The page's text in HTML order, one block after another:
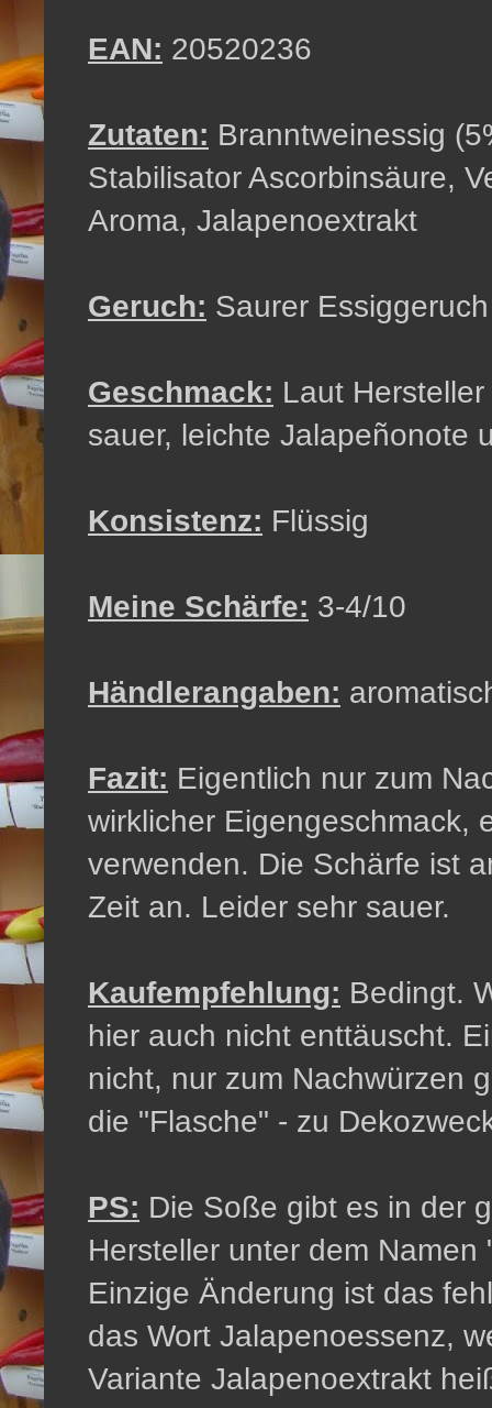
EAN: 20520236
Zutaten: Branntweinessig
Stabilisator Ascorbinsäure,
Aroma, Jalapenoextrakt
Geruch: Saurer Essiggeruch
Geschmack: Laut
sauer, leichte Jalapeñonote
Konsistenz: Flüssig
Meine Schärfe: 3-4/10
Händlerangaben:
Fazit: Eigentlich nur zum
wirklicher Eigengeschmack,
verwenden. Die Schärfe ist
Zeit an. Leider sehr sauer.
Kaufempfehlung: Bedingt.
hier auch nicht enttäuscht.
nicht, nur zum Nachwürzen
die "Flasche" - zu
PS: Die Soße gibt es in der
Hersteller unter dem Namen
Einzige Änderung ist das
das Wort Jalapenoessenz,
Variante Jalapenoextrakt